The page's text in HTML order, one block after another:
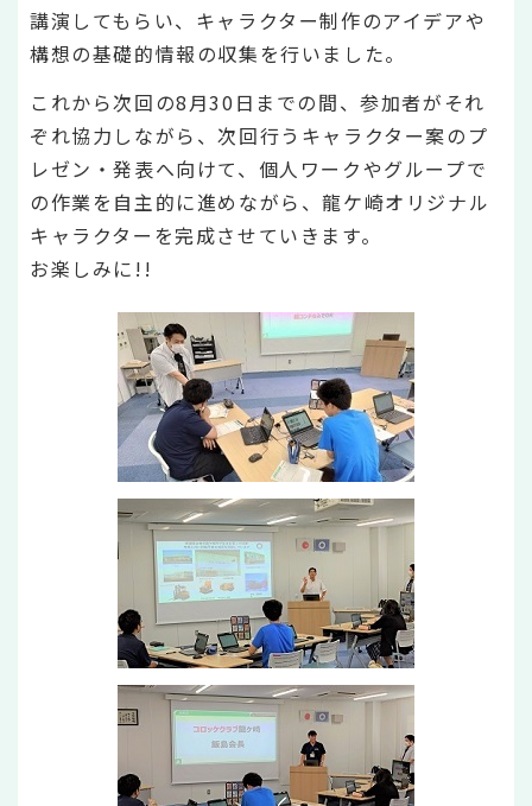
講演してもらい、キャラクター制作のアイデアや
構想の基礎的情報の収集を行いました。
これから次回の8月30日までの間、参加者がそれ
ぞれ協力しながら、次回行うキャラクター案のプ
レゼン・発表へ向けて、個人ワークやグループで
の作業を自主的に進めながら、龍ケ崎オリジナル
キャラクターを完成させていきます。
お楽しみに!!